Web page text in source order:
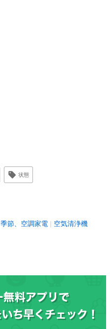
状態
季節、空調家電 空気清浄機